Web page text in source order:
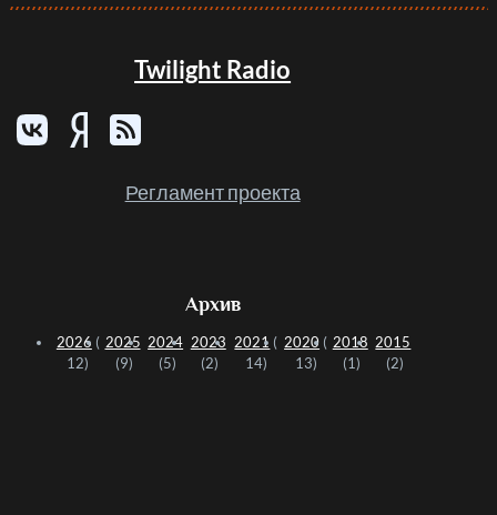
Twilight Radio
Регламент проекта
Архив
2026 (
12)
2025
(9)
2024
(5)
2023
(2)
2021 (
14)
2020 (
13)
2018
(1)
2015
(2)